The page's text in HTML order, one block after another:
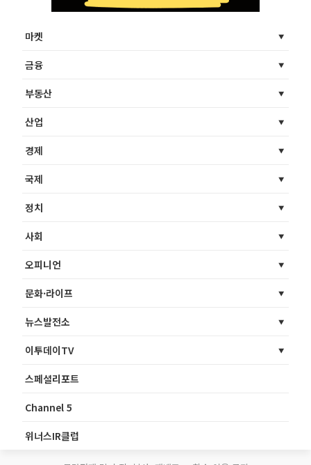
마켓
금융
부동산
산업
경제
국제
정치
사회
오피니언
문화·라이프
뉴스발전소
이투데이TV
스페셜리포트
Channel 5
위너스IR클럽